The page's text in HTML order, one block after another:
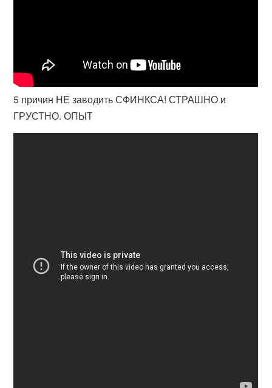
5 причин НЕ заводить СФИНКСА! СТРАШНО и
ГРУСТНО. ОПЫТ